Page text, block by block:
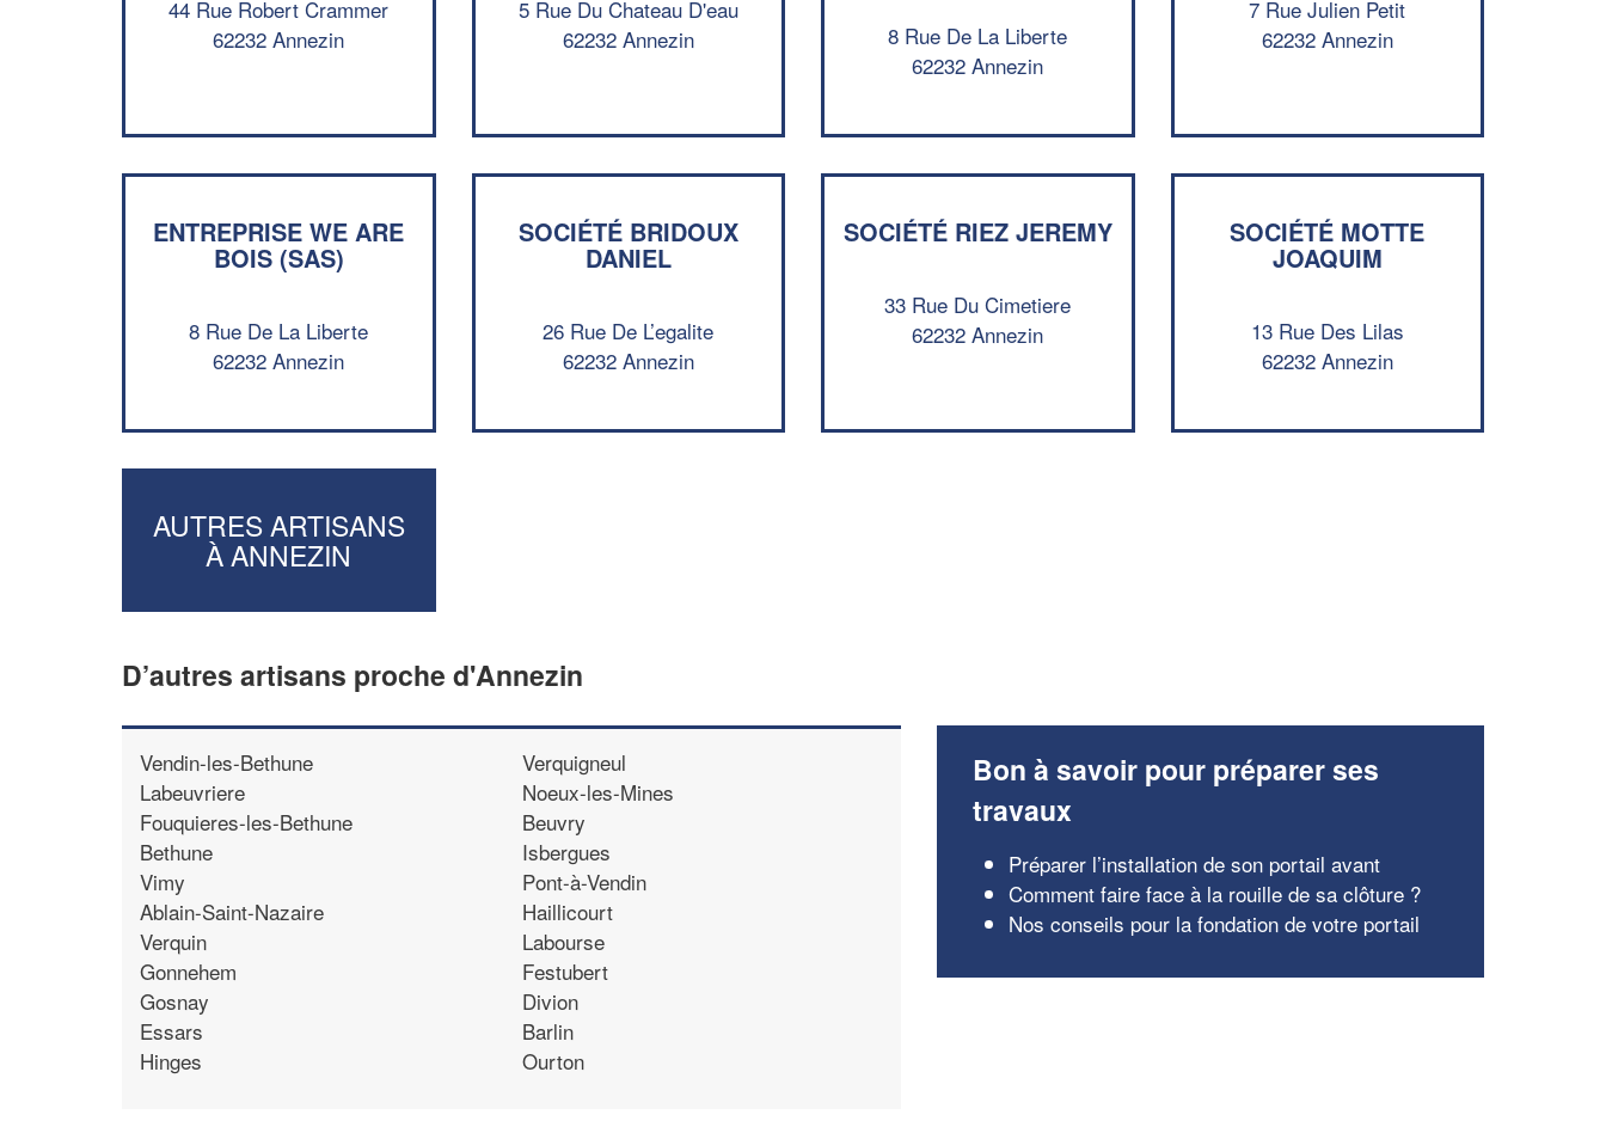
44 Rue Robert Crammer
62232 Annezin
5 Rue Du Chateau D'eau
62232 Annezin
8 Rue De La Liberte
62232 Annezin
7 Rue Julien Petit
62232 Annezin
ENTREPRISE WE ARE
BOIS (SAS)
8 Rue De La Liberte
62232 Annezin
SOCIÉTÉ BRIDOUX
DANIEL
26 Rue De L’egalite
62232 Annezin
SOCIÉTÉ RIEZ JEREMY
33 Rue Du Cimetiere
62232 Annezin
SOCIÉTÉ MOTTE
JOAQUIM
13 Rue Des Lilas
62232 Annezin
AUTRES ARTISANS
À ANNEZIN
D’autres artisans proche d'Annezin
Vendin-les-Bethune
Labeuvriere
Fouquieres-les-Bethune
Bethune
Vimy
Ablain-Saint-Nazaire
Verquin
Gonnehem
Gosnay
Essars
Hinges
Verquigneul
Noeux-les-Mines
Beuvry
Isbergues
Pont-à-Vendin
Haillicourt
Labourse
Festubert
Divion
Barlin
Ourton
Bon à savoir pour préparer ses
travaux
Préparer l’installation de son portail avant
Comment faire face à la rouille de sa clôture ?
Nos conseils pour la fondation de votre portail
Augmentez votrechiffre d'affaires
vosmargestout en gagnant de
En savoir plus